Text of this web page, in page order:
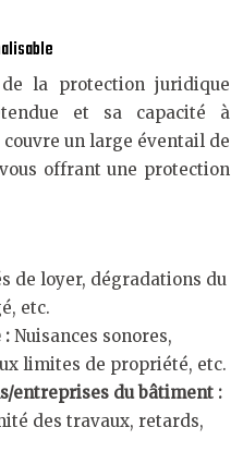
la protection juridique
et sa capacité à
couvre un large éventail de
offrant une protection
de loyer, dégradations du
etc.
: Nuisances sonores,
limites de propriété, etc.
entreprises du bâtiment :
des travaux, retards,